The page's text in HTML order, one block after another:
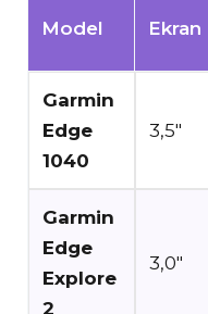
Model Ekran
Garmin
Edge
1040
3,5″
Garmin
Edge
Explore
2
3,0″